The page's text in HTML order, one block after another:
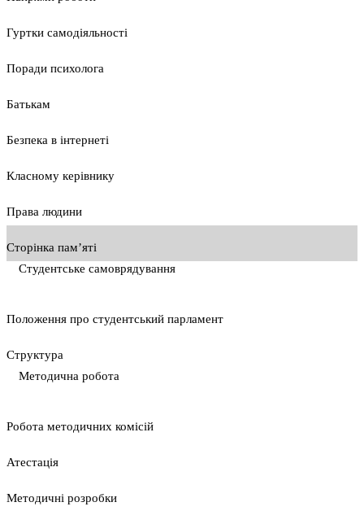
Гуртки самодіяльності
Поради психолога
Батькам
Безпека в інтернеті
Класному керівнику
Права людини
Сторінка пам’яті
Студентське самоврядування
Положення про студентський парламент
Cтруктура
Методична робота
Pобота методичних комісій
Атестація
Методичні розробки